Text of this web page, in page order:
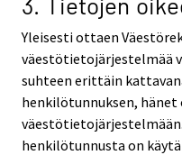
Yleisesti ottaen
väestötietojärjestelmää
suhteen erittäin
henkilötunnuksen,
henkilötunnusta on